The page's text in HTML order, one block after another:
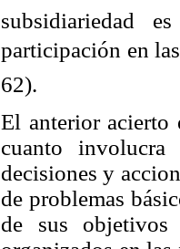
subsidiariedad
participación en
62).
El anterior acierto
cuanto
decisiones y
de problemas
de sus objetivos